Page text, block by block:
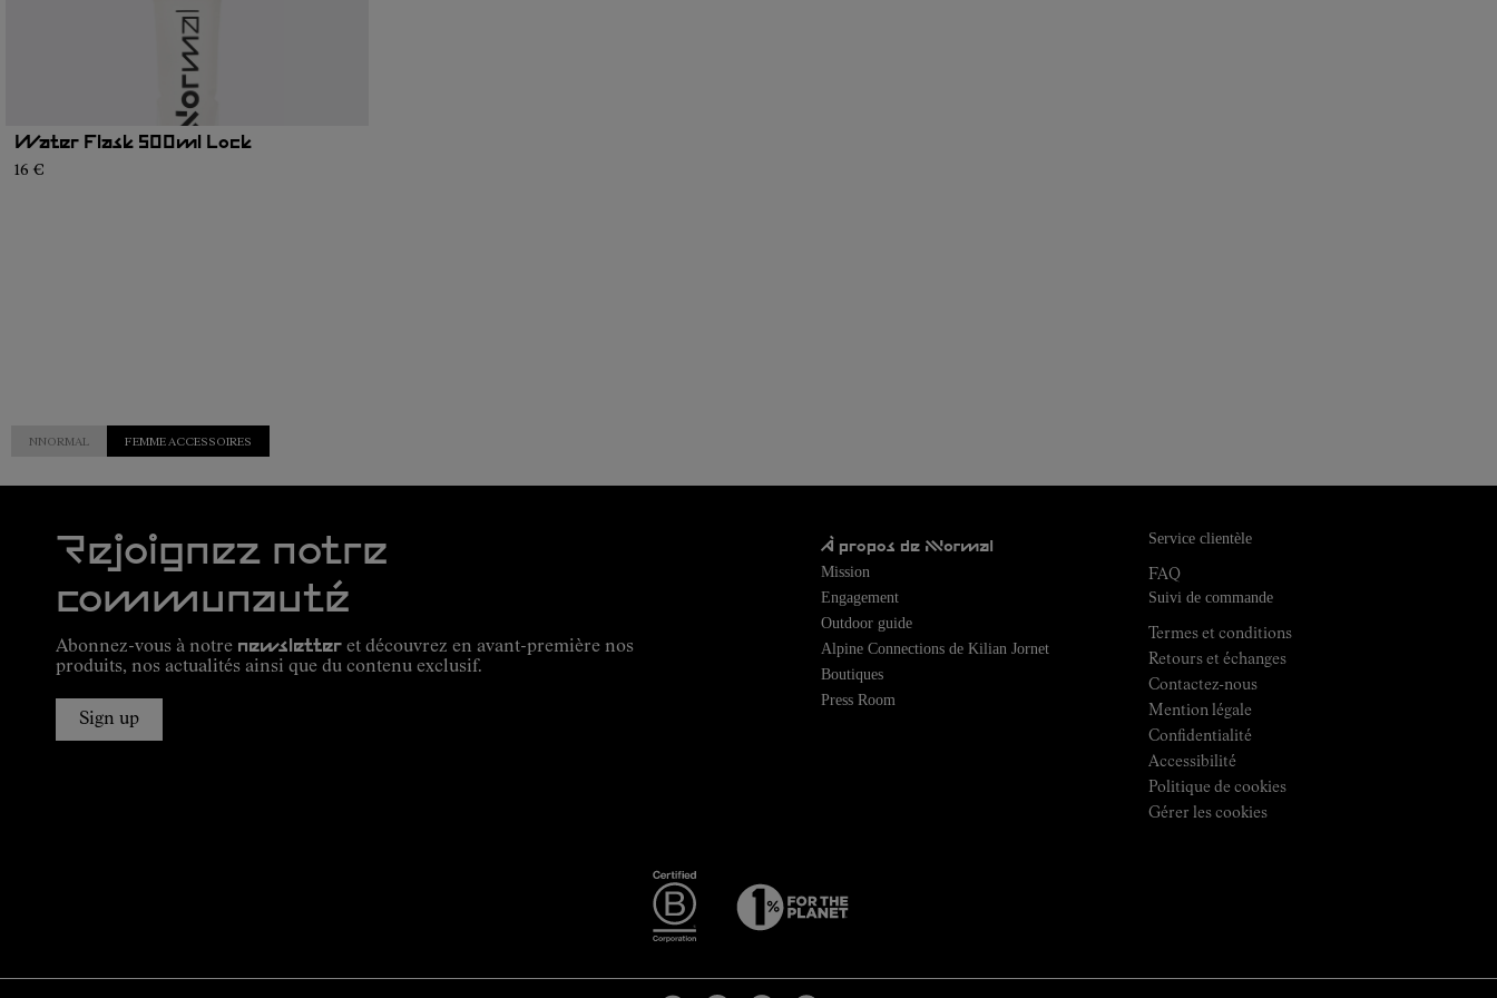
Water Flask 500ml Lock
16 €
NNORMAL FEMME ACCESSOIRES
Rejoignez notre
communauté
Abonnez-vous à notre newsletter et découvrez en avant-première nos
produits, nos actualités ainsi que du contenu exclusif.
Sign up
À propos de NNormal
Mission
Engagement
Outdoor guide
Alpine Connections de Kilian Jornet
Boutiques
Press Room
Service clientèle
FAQ
Suivi de commande
Termes et conditions
Retours et échanges
Contactez-nous
Mention légale
Confidentialité
Accessibilité
Politique de cookies
Gérer les cookies